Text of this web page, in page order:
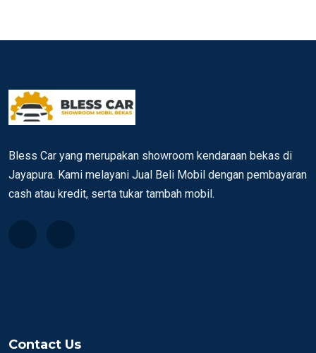
Bless Car yang merupakan showroom kendaraan bekas di
Jayapura. Kami melayani Jual Beli Mobil dengan pembayaran
cash atau kredit, serta tukar tambah mobil.
Contact Us